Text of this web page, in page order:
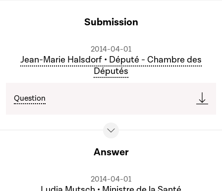
Submission
2014-04-01
Jean-Marie Halsdorf • Député - Chambre des
Députés
Question
Answer
2014-04-01